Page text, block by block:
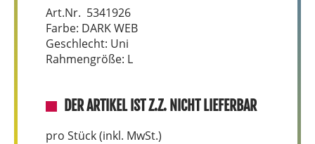
Art.Nr. 5341926
Farbe: DARK WEB
Geschlecht: Uni
Rahmengröße: L
DER ARTIKEL IST Z.Z. NICHT LIEFERBAR
pro Stück (inkl. MwSt.)